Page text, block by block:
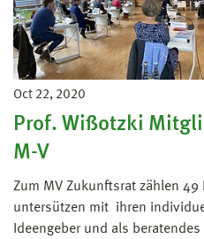
Oct 22, 2020
Prof. Wißotzki
M-V
Zum MV Zukunftsrat zählen
untersützen mit ihren
Ideengeber und als